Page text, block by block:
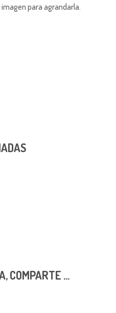
imagen para agrandarla.
COMPARTE ...